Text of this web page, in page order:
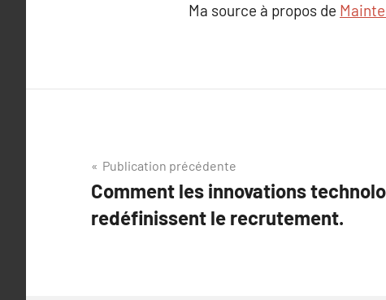
Ma source à propos de
Navigation
de
l’article
Publication précédente
Comment les innovations
redéfinissent le recrutement.